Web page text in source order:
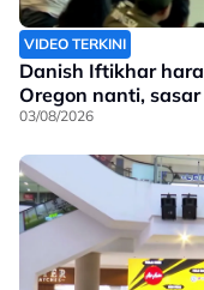
VIDEO TERKINI
Danish Iftikhar
Oregon nanti,
03/08/2026